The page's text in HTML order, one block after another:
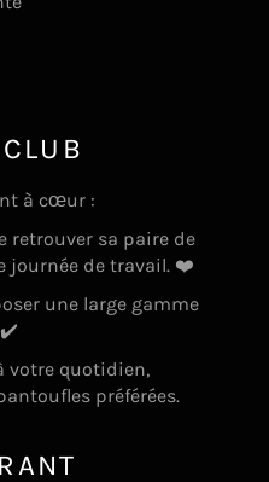
à cœur :
retrouver sa paire de
journée de travail. ❤️
une large gamme
✔️
votre quotidien,
préférées.